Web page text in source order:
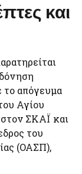
και
το απόγευμα
Αγίου
ΣΚΑΪ και
του
(ΟΑΣΠ),